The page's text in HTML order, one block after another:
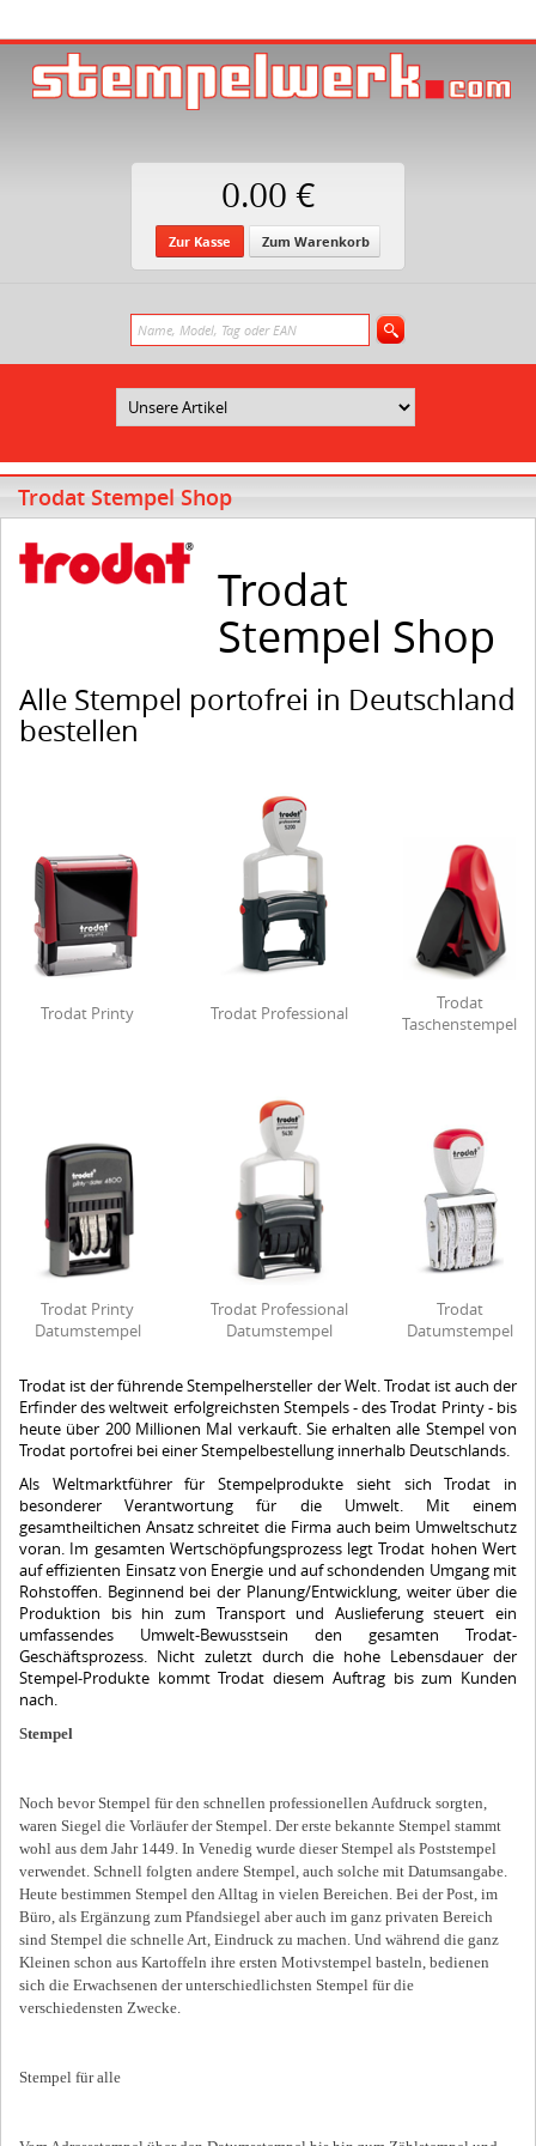
0.00 €
Zur Kasse Zum Warenkorb
Trodat Stempel Shop
Trodat
Stempel Shop
Alle Stempel portofrei in Deutschland
bestellen
Trodat Printy Trodat Professional
Trodat
Taschenstempel
Trodat Printy
Datumstempel
Trodat Professional
Datumstempel
Trodat
Datumstempel
Trodat ist der führende Stempelhersteller der Welt. Trodat ist auch der
Erfinder des weltweit erfolgreichsten Stempels - des Trodat Printy - bis
heute über 200 Millionen Mal verkauft. Sie erhalten alle Stempel von
Trodat portofrei bei einer Stempelbestellung innerhalb Deutschlands.
Als Weltmarktführer für Stempelprodukte sieht sich Trodat in
besonderer Verantwortung für die Umwelt. Mit einem
gesamtheiltichen Ansatz schreitet die Firma auch beim Umweltschutz
voran. Im gesamten Wertschöpfungsprozess legt Trodat hohen Wert
auf effizienten Einsatz von Energie und auf schondenden Umgang mit
Rohstoffen. Beginnend bei der Planung/Entwicklung, weiter über die
Produktion bis hin zum Transport und Auslieferung steuert ein
umfassendes Umwelt-Bewusstsein den gesamten Trodat-
Geschäftsprozess. Nicht zuletzt durch die hohe Lebensdauer der
Stempel-Produkte kommt Trodat diesem Auftrag bis zum Kunden
nach.
Stempel
Noch bevor Stempel für den schnellen professionellen Aufdruck sorgten,
waren Siegel die Vorläufer der Stempel. Der erste bekannte Stempel stammt
wohl aus dem Jahr 1449. In Venedig wurde dieser Stempel als Poststempel
verwendet. Schnell folgten andere Stempel, auch solche mit Datumsangabe.
Heute bestimmen Stempel den Alltag in vielen Bereichen. Bei der Post, im
Büro, als Ergänzung zum Pfandsiegel aber auch im ganz privaten Bereich
sind Stempel die schnelle Art, Eindruck zu machen. Und während die ganz
Kleinen schon aus Kartoffeln ihre ersten Motivstempel basteln, bedienen
sich die Erwachsenen der unterschiedlichsten Stempel für die
verschiedensten Zwecke.
Stempel für alle